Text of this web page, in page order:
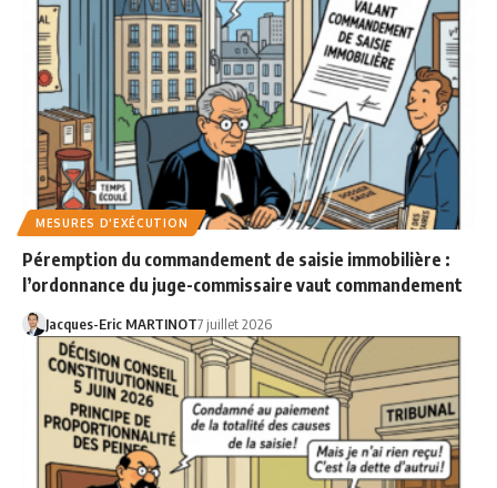
MESURES D'EXÉCUTION
Péremption du commandement de saisie immobilière :
l’ordonnance du juge-commissaire vaut commandement
Jacques-Eric MARTINOT7 juillet 2026